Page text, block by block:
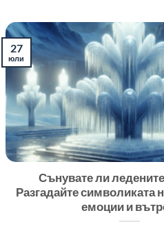
Сънувате ли
Разгадайте символиката
емоции и
27
юли